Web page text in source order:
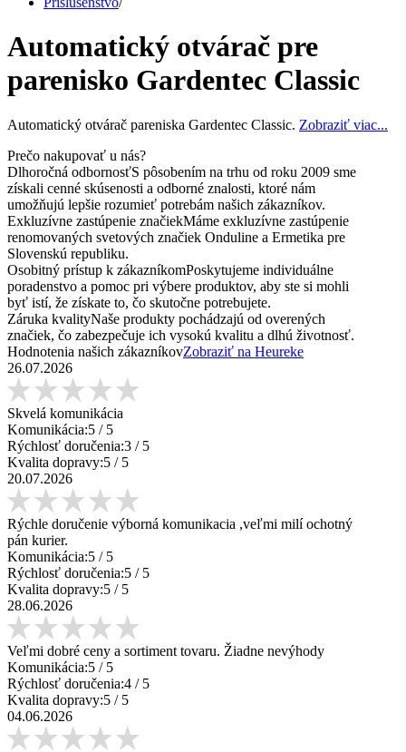
Automatický otvárač pre
parenisko Gardentec Classic
Automatický otvárač pareniska Gardentec Classic. Zobraziť viac...
Prečo nakupovať u nás?
Dlhoročná odbornosťS pôsobením na trhu od roku 2009 sme
získali cenné skúsenosti a odborné znalosti, ktoré nám
umožňujú lepšie rozumieť potrebám našich zákazníkov.
Exkluzívne zastúpenie značiekMáme exkluzívne zastúpenie
renomovaných svetových značiek Onduline a Ermetika pre
Slovenskú republiku.
Osobitný prístup k zákazníkomPoskytujeme individuálne
poradenstvo a pomoc pri výbere produktov, aby ste si mohli
byť istí, že získate to, čo skutočne potrebujete.
Záruka kvalityNaše produkty pochádzajú od overených
značiek, čo zabezpečuje ich vysokú kvalitu a dlhú životnosť.
Hodnotenia našich zákazníkovZobraziť na Heureke
26.07.2026
Skvelá komunikácia
Komunikácia:5 / 5
Rýchlosť doručenia:3 / 5
Kvalita dopravy:5 / 5
20.07.2026
Rýchle doručenie výborná komunikacia ,veľmi milí ochotný
pán kurier.
Komunikácia:5 / 5
Rýchlosť doručenia:5 / 5
Kvalita dopravy:5 / 5
28.06.2026
Veľmi dobré ceny a sortiment tovaru. Žiadne nevýhody
Komunikácia:5 / 5
Rýchlosť doručenia:4 / 5
Kvalita dopravy:5 / 5
04.06.2026